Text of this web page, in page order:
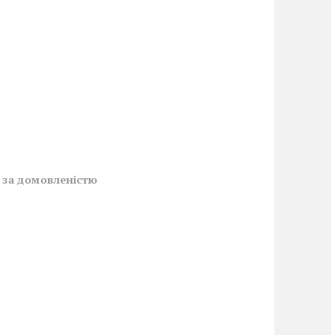
за домовленістю